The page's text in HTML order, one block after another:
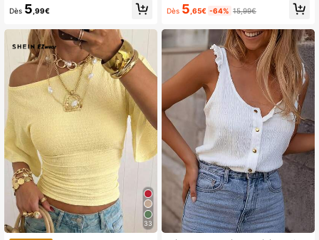
Dès 5 ,99€
33
Dès 5 ,65€ -64% 15,99€